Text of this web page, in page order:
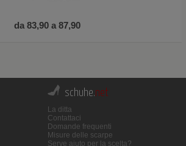
da 83,90 a 87,90
schuhe.net
La ditta
Contattaci
Domande frequenti
Misure delle scarpe
Serve aiuto per la scelta?